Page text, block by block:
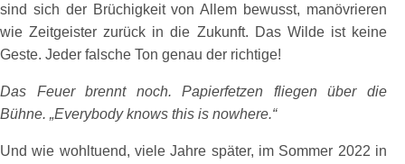
sind sich der Brüchigkeit von Allem bewusst, manövrieren
wie Zeitgeister zurück in die Zukunft. Das Wilde ist keine
Geste. Jeder falsche Ton genau der richtige!
Das Feuer brennt noch. Papierfetzen fliegen über die
Bühne. „Everybody knows this is nowhere.“
Und wie wohltuend, viele Jahre später, im Sommer 2022 in